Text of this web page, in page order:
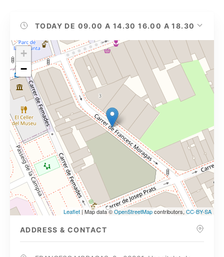
TODAY DE 09.00 A 14.30 16.00 A 18.30
+
−
Leaflet | Map data ©OpenStreetMapcontributors,CC-BY-SA
ADDRESS & CONTACT